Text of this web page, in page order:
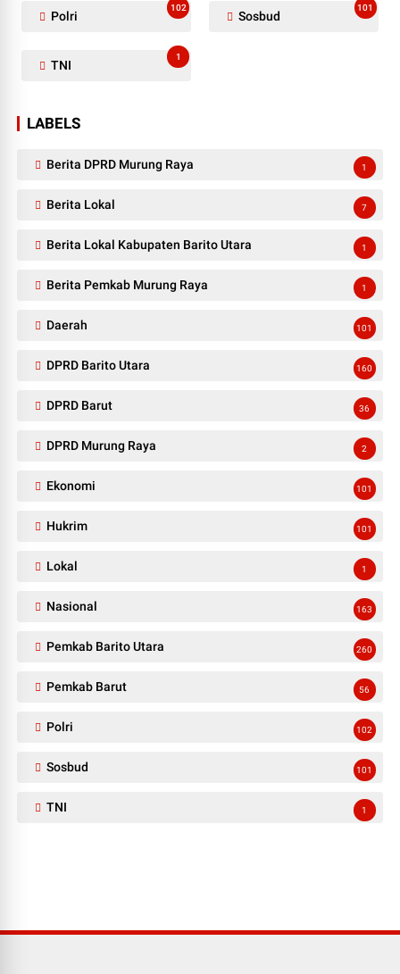
Polri
102
Sosbud
101
TNI
1
LABELS
Berita DPRD Murung Raya 1
Berita Lokal 7
Berita Lokal Kabupaten Barito Utara 1
Berita Pemkab Murung Raya 1
Daerah 101
DPRD Barito Utara 160
DPRD Barut 36
DPRD Murung Raya 2
Ekonomi 101
Hukrim 101
Lokal 1
Nasional 163
Pemkab Barito Utara 260
Pemkab Barut 56
Polri 102
Sosbud 101
TNI 1